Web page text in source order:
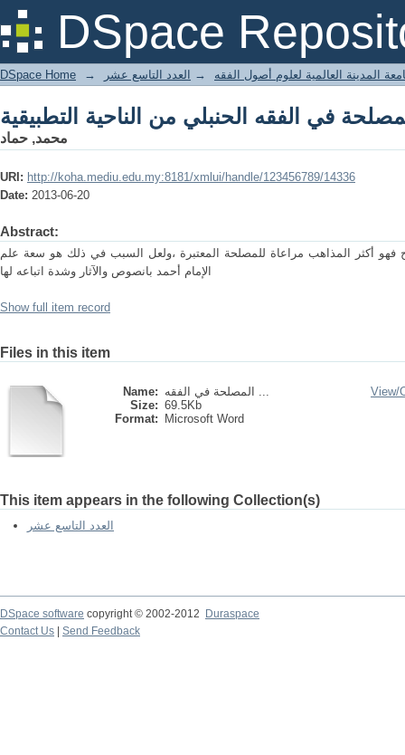
DSpace
في الفقه الحنبلي من الناحية التطبيقية
DSpace Home → المدينة العالمية لعلوم أصول الفقه → العدد التاسع عشر
في الفقه الحنبلي من الناحية التطبيقية
محمد, حماد
URI: http://koha.mediu.edu.my:8181/xmlui/handle/123456789/14336
Date: 2013-06-20
Abstract:
فهو أكثر المذاهب مراعاة للمصلحة المعتبرة ،ولعل السبب في ذلك هو سعة علم
الإمام أحمد بانصوص والآثار وشدة اتباعه لها
Show full item record
Files in this item
Name:
المصلحة في الفقه ...
Size: 69.5Kb
Format:
Microsoft Word
View/
This item appears in the following Collection(s)
العدد التاسع عشر
DSpace software copyright © 2002-2012
Duraspace
Contact Us
Send Feedback